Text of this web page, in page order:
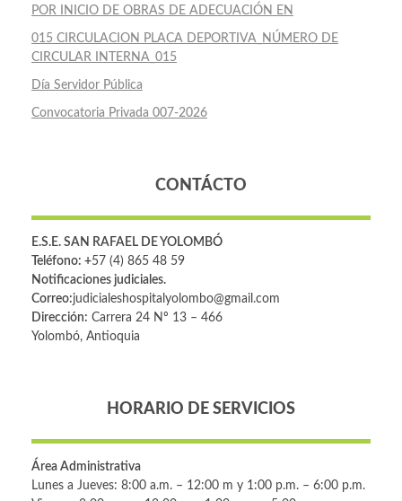
POR INICIO DE OBRAS DE ADECUACIÓN EN
015 CIRCULACION PLACA DEPORTIVA_NÚMERO DE
CIRCULAR INTERNA_015
Día Servidor Pública
Convocatoria Privada 007-2026
CONTÁCTO
E.S.E. SAN RAFAEL DE YOLOMBÓ
Teléfono: +57 (4) 865 48 59
Notificaciones judiciales.
Correo:judicialeshospitalyolombo@gmail.com
Dirección: Carrera 24 Nº 13 – 466
Yolombó, Antioquia
HORARIO DE SERVICIOS
Área Administrativa
Lunes a Jueves: 8:00 a.m. – 12:00 m y 1:00 p.m. – 6:00 p.m.